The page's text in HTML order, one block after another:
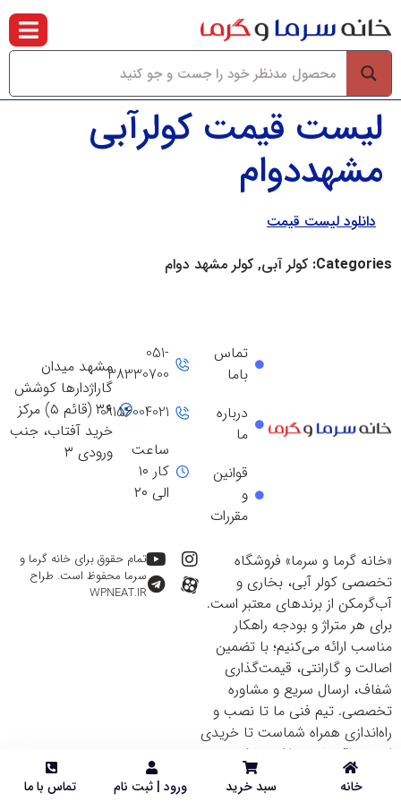
خانه سبد خرید ورود | ثبت نام تماس با ما
لیست قیمت کولرآبی
مشهددوام
دانلود لیست قیمت
Categories: کولر آبی, کولر مشهد دوام
مشهد میدان
گاراژدارها کوشش
۳۶ (قائم ۵) مرکز
خرید آفتاب، جنب
ورودی ۳
051-
38330700
09156004021
ساعت
کار ۱۰
الی ۲۰
تماس
باما
درباره
ما
قوانین
و
مقررات
«خانه گرما و سرما» فروشگاه
تخصصی کولر آبی، بخاری و
آب‌گرمکن از برندهای معتبر است.
برای هر متراژ و بودجه راهکار
مناسب ارائه می‌کنیم؛ با تضمین
اصالت و گارانتی، قیمت‌گذاری
شفاف، ارسال سریع و مشاوره
تخصصی. تیم فنی ما تا نصب و
راه‌اندازی همراه شماست تا خریدی
ایمن و اقتصادی داشته باشید.
تمام حقوق برای خانه گرما و
سرما محفوظ است. طراح
WPNEAT.IR